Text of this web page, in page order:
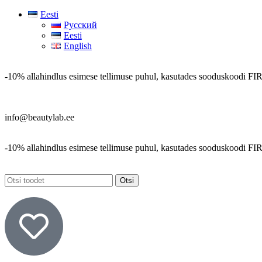
Eesti
Русский
Eesti
English
-10% allahindlus esimese tellimuse puhul, kasutades sooduskoodi
info@beautylab.ee
-10% allahindlus esimese tellimuse puhul, kasutades sooduskoodi
Otsi